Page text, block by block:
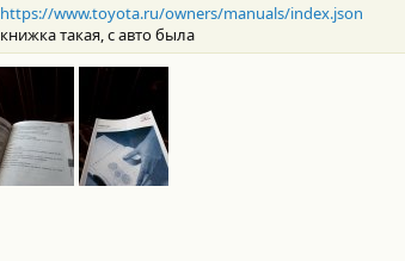
https://www.toyota.ru/owners/manuals/index.json
книжка такая, с авто была